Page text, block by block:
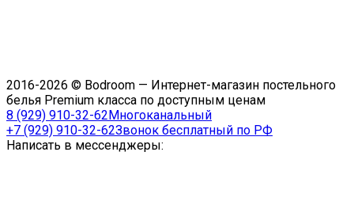
2016-2026 © Bodroom — Интернет-магазин постельного
белья Premium класса по доступным ценам
8 (929) 910-32-62 Многоканальный
+7 (929) 910-32-62Звонок бесплатный по РФ
Написать в мессенджеры: